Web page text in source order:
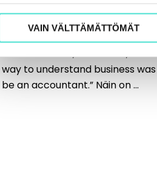
VAIN VÄLTTÄMÄTTÖMÄT
26.9.2016
Harri Seppänen: ”I just wanted to
a businessman, and to me, the
way to understand business
be an accountant.” Näin on ...